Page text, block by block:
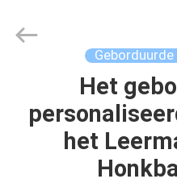
PRODUCTEN
Het
het